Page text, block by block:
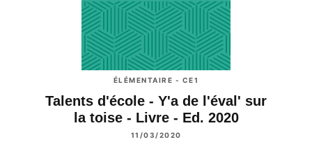
ÉLÉMENTAIRE - CE1
Talents d'école - Y'a de l'éval' sur
la toise - Livre - Ed. 2020
11/03/2020